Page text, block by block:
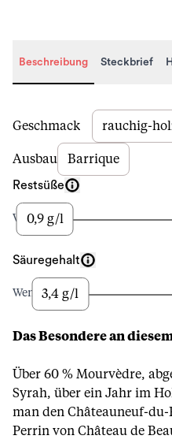
Beschreibung Steckbrief
Beschreibung
Geschmack rauchig-
Ausbau Barrique
Restsüße
Wenig
0,9 g/l
Säuregehalt
Wenig3,4 g/l
Das Besondere an
Über 60 % Mourvèdre,
Syrah, über ein Jahr im
man den Châteauneuf-du-
Perrin von Château de